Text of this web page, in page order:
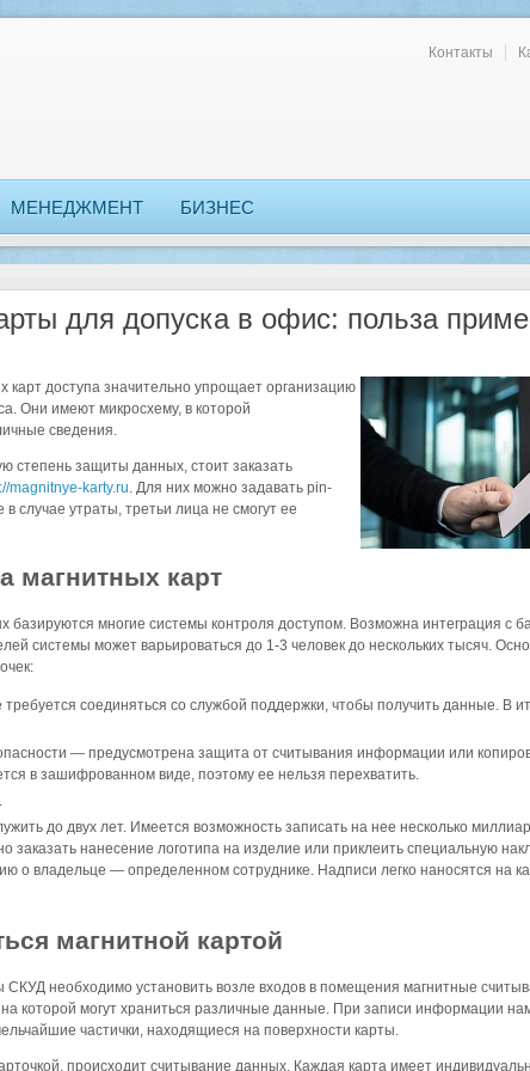
Контакты
МЕНЕДЖМЕНТ БИЗНЕС
для допуска в офис: польза
карт доступа значительно упрощает организацию
Они имеют микросхему, в которой
сведения.
степень защиты данных, стоит заказать
magnitnye-karty.ru. Для них можно задавать pin-
случае утраты, третьи лица не смогут ее
магнитных карт
базируются многие системы контроля доступом. Возможна интеграция с
системы может варьироваться до 1-3 человек до нескольких тысяч.
соединяться со службой поддержки, чтобы получить данные. В
— предусмотрена защита от считывания информации или
в зашифрованном виде, поэтому ее нельзя перехватить.
до двух лет. Имеется возможность записать на нее несколько
заказать нанесение логотипа на изделие или приклеить специальную
о владельце — определенном сотруднике. Надписи легко наносятся на
магнитной картой
СКУД необходимо установить возле входов в помещения магнитные
которой могут храниться различные данные. При записи информации
частички, находящиеся на поверхности карты.
происходит считывание данных. Каждая карта имеет